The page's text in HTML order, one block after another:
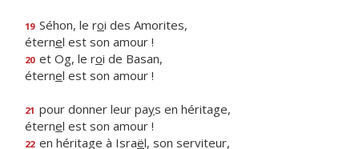
19 Séhon, le roi des Amorites,
éternel est son amour !
20 et Og, le roi de Basan,
éternel est son amour !
21 pour donner leur pays en héritage,
éternel est son amour !
22 en héritage à Israël, son serviteur,